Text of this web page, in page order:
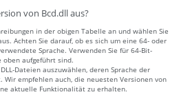
von Bcd.dll aus?
in der obigen Tabelle an und wählen Sie
Achten Sie darauf, ob es sich um eine 64- oder
Sprache. Verwenden Sie für 64-Bit-
oben aufgeführt sind.
Dateien auszuwählen, deren Sprache der
Wir empfehlen auch, die neuesten Versionen von
aktuelle Funktionalität zu erhalten.